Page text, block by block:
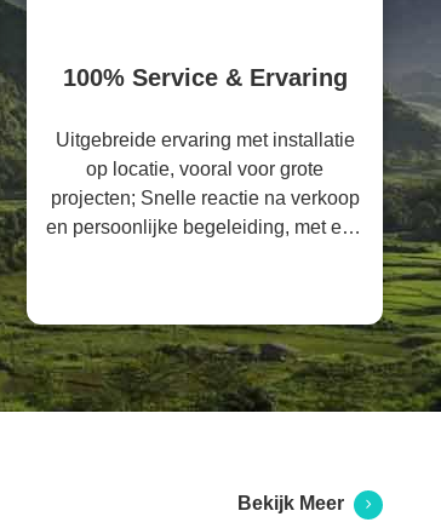
100% Service & Ervaring
Uitgebreide ervaring met installatie
op locatie, vooral voor grote
projecten; Snelle reactie na verkoop
en persoonlijke begeleiding, met een
Bekijk Meer